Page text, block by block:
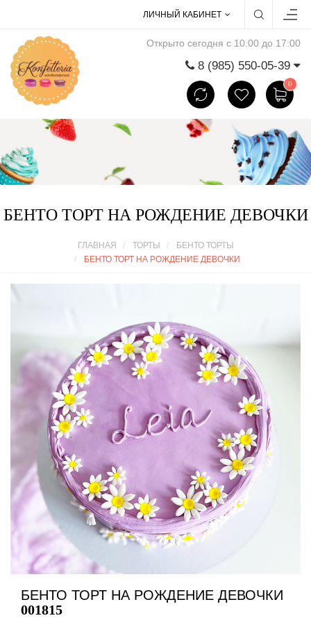
ЛИЧНЫЙ КАБИНЕТ
Открыто сегодня с 10:00 до 17:00
8 (985) 550-05-39
0
БЕНТО ТОРТ НА РОЖДЕНИЕ ДЕВОЧКИ
ГЛАВНАЯ ТОРТЫ
БЕНТО ТОРТЫ
БЕНТО ТОРТ НА РОЖДЕНИЕ ДЕВОЧКИ
БЕНТО ТОРТ НА РОЖДЕНИЕ ДЕВОЧКИ
001815